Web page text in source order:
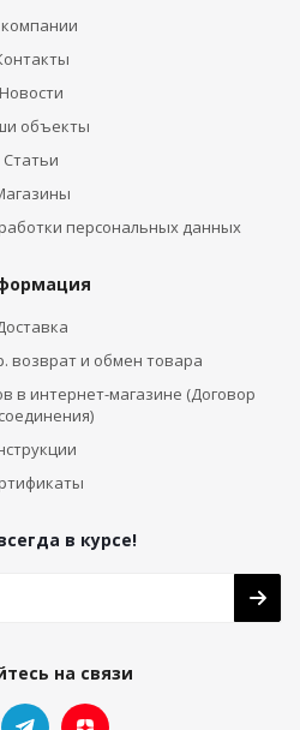
Новости
объекты
Статьи
персональных данных
возврат и обмен товара
в интернет-магазине (Договор
в курсе!
на связи